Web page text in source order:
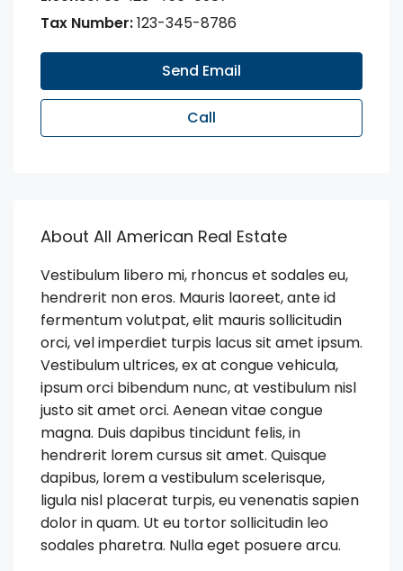
Tax Number:123-345-8786
Send Email
Call
About All American Real Estate
Vestibulum libero mi, rhoncus et sodales eu,
hendrerit non eros. Mauris laoreet, ante id
fermentum volutpat, elit mauris sollicitudin
orci, vel imperdiet turpis lacus sit amet ipsum.
Vestibulum ultrices, ex at congue vehicula,
ipsum orci bibendum nunc, at vestibulum nisl
justo sit amet orci. Aenean vitae congue
magna. Duis dapibus tincidunt felis, in
hendrerit lorem cursus sit amet. Quisque
dapibus, lorem a vestibulum scelerisque,
ligula nisl placerat turpis, eu venenatis sapien
dolor in quam. Ut eu tortor sollicitudin leo
sodales pharetra. Nulla eget posuere arcu.